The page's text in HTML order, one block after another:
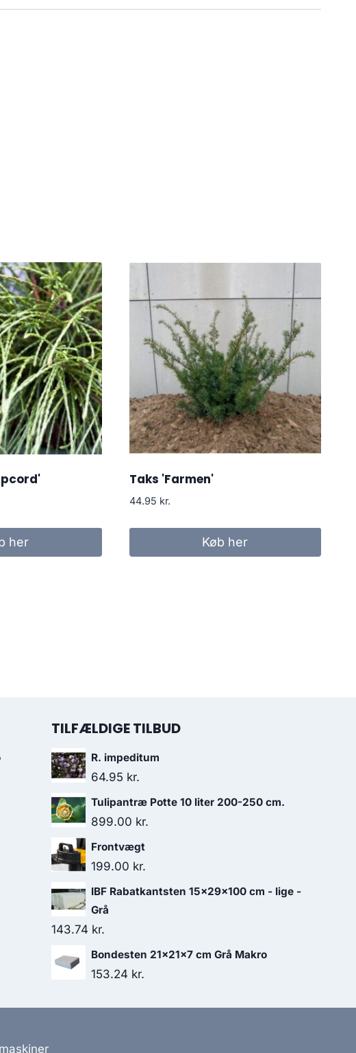
her
Taks 'Farmen'
44.95 kr.
Køb her
TILFÆLDIGE TILBUD
R. impeditum
64.95 kr.
Tulipantræ Potte 10 liter 200-250 cm.
899.00 kr.
Frontvægt
199.00 kr.
IBF Rabatkantsten 15x29x100 cm - lige -
Grå
143.74 kr.
Bondesten 21x21x7 cm Grå Makro
153.24 kr.